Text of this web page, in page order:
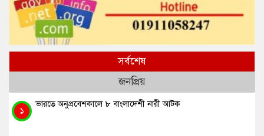
সর্বশেষ
জনপ্রিয়
১
ভারতে অনুপ্রবেশকালে ৮ বাংলাদেশী নারী আটক